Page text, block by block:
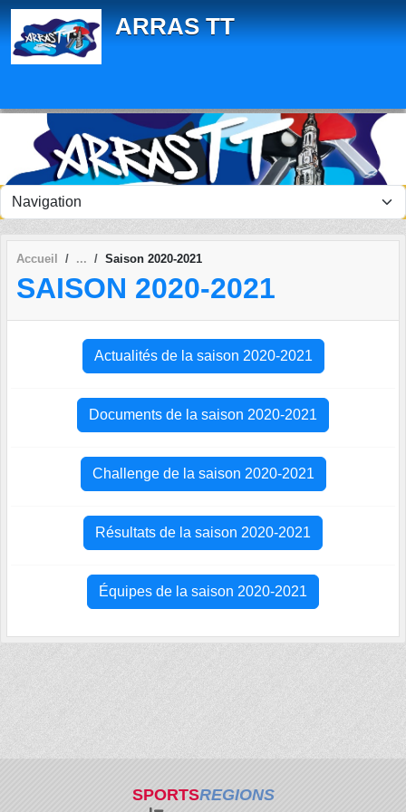
ARRAS TT
Accueil Saison 2020-2021
SAISON 2020-2021
Actualités de la saison 2020-2021
Documents de la saison 2020-2021
Challenge de la saison 2020-2021
Résultats de la saison 2020-2021
Équipes de la saison 2020-2021
SPORTSREGIONS
Panneau de gestion des cookies